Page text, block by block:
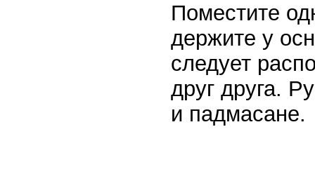
Поместите
держите у
следует
друг друга.
и падмасане.